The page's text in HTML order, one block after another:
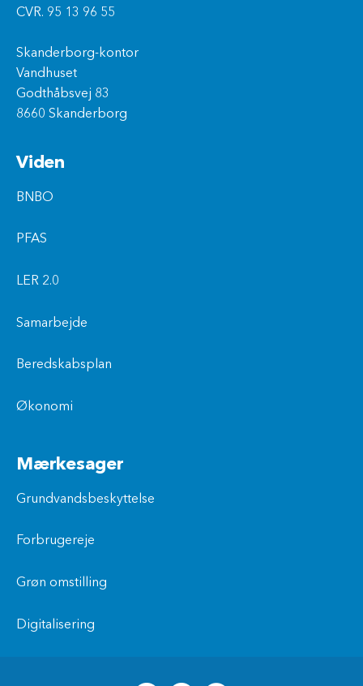
CVR. 95 13 96 55
Skanderborg-kontor
Vandhuset
Godthåbsvej 83
8660 Skanderborg
Viden
BNBO
PFAS
LER 2.0
Samarbejde
Beredskabsplan
Økonomi
Mærkesager
Grundvandsbeskyttelse
Forbrugereje
Grøn omstilling
Digitalisering